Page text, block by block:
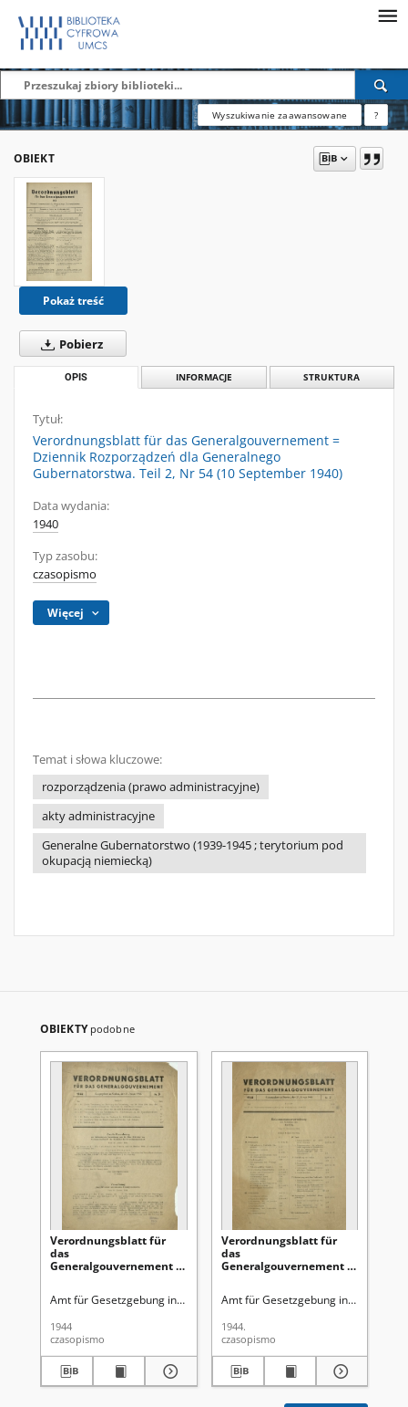
Wyszukiwanie zaawansowane ?
OBIEKT
Pokaż treść
Pobierz
OPIS INFORMACJE STRUKTURA
Tytuł:
Verordnungsblatt für das Generalgouvernement =
Dziennik Rozporządzeń dla Generalnego
Gubernatorstwa. Teil 2, Nr 54 (10 September 1940)
Data wydania:
1940
Typ zasobu:
czasopismo
Więcej
Temat i słowa kluczowe:
rozporządzenia (prawo administracyjne)
akty administracyjne
Generalne Gubernatorstwo (1939-1945 ; terytorium pod
okupacją niemiecką)
OBIEKTY podobne
Verordnungsblatt für
das
Generalgouvernement /
Regierung des
1944, Nr 3 (31 Januar)
Amt für Gesetzgebung in der Regierung des Generalgouverneurs
1944
czasopismo
Verordnungsblatt für
das
Generalgouvernement /
Regierung des
1944, Nr 2 (27 Januar)
Amt für Gesetzgebung in der
1944.
czasopismo